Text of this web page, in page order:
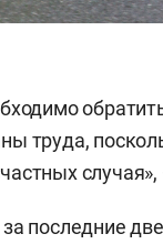
труда,
последние